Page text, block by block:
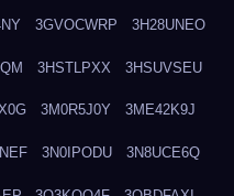
3GVOCWRP 3H28UNEO
3HSTLPXX 3HSUVSEU
3M0R5J0Y 3ME42K9J
3N0IPODU 3N8UCE6Q